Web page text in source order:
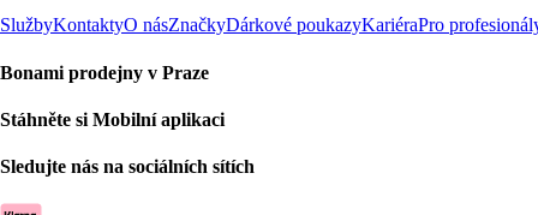
SlužbyKontaktyO násZnačkyDárkové poukazyKariéraPro
Bonami prodejny v Praze
Stáhněte si Mobilní aplikaci
Sledujte nás na sociálních sítích